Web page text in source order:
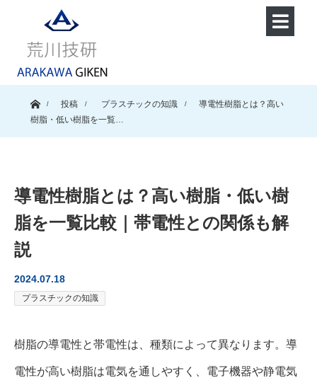
ホーム投稿 プラスチックの知識
導電性樹脂とは？高い
樹脂・低い樹脂を一覧…
導電性樹脂とは？高い樹脂・低い樹
脂を一覧比較｜帯電性との関係も解
説
2024.07.18
プラスチックの知識
樹脂の導電性と帯電性は、種類によって異なります。導
電性が高い樹脂は電気を通しやすく、電子機器や静電気